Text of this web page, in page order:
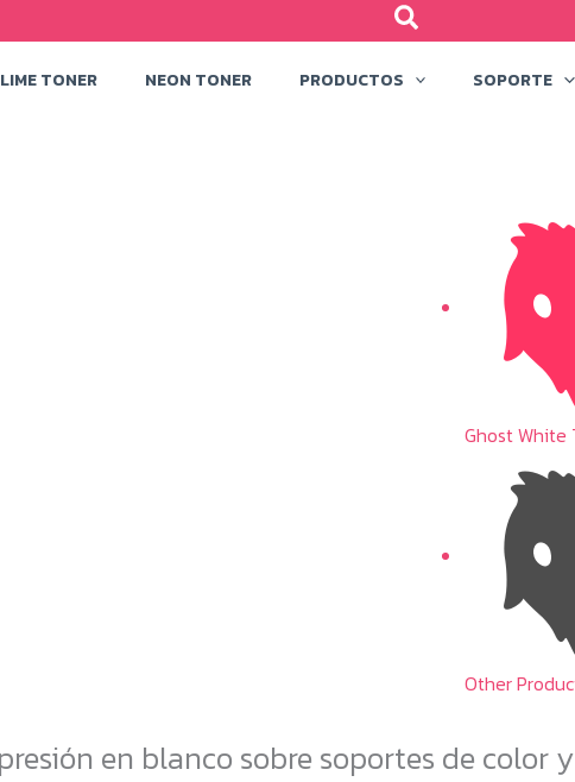
TONER NEON TONER PRODUCTOS SOPORTE
Ghost White
Other
en blanco sobre soportes de color